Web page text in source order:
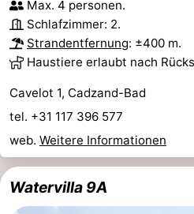
Max. 4 personen.
Schlafzimmer: 2.
Strandentfernung: ±400 m.
Haustiere erlaubt nach
Cavelot 1, Cadzand-Bad
tel. +31 117 396 577
web. Weitere Informationen
Watervilla 9A